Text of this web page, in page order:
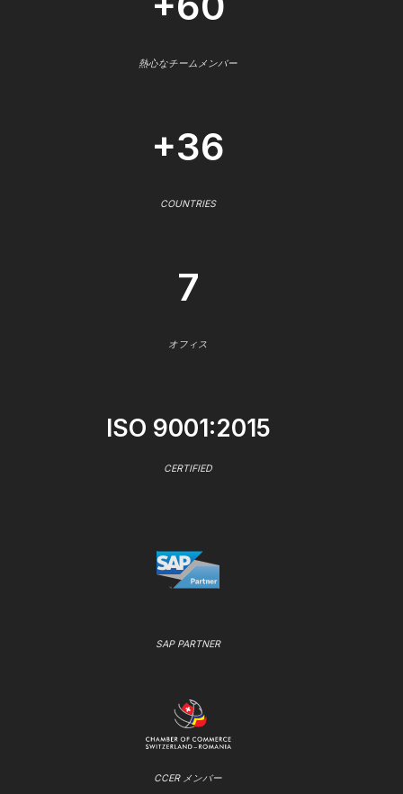
熱心なチームメンバー
+36
COUNTRIES
7
オフィス
ISO 9001:2015
CERTIFIED
SAP PARTNER
CCER メンバー